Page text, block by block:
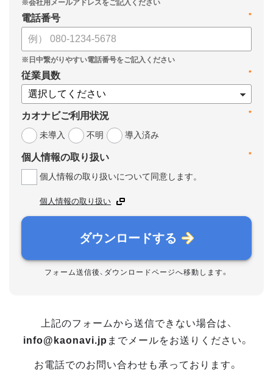
*
電話番号
*
従業員数
*
カオナビご利用状況
未導入
不明 導入済み
*
個人情報の取り扱い
個人情報の取り扱いについて同意します。
個人情報の取り扱い
ダウンロードする
フォーム送信後、ダウンロードページへ移動します。
上記のフォームから送信できない場合は、
info@kaonavi.jp までメールをお送りください。
お電話でのお問い合わせも承っております。